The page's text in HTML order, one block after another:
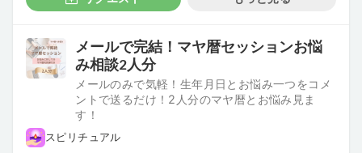
メールで完結！マヤ暦セッションお悩
み相談2人分
メールのみで気軽！生年月日とお悩み一つをコメ
ントで送るだけ！2人分のマヤ暦とお悩み見ま
す！
スピリチュアル